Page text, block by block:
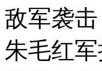
敌军袭
朱毛红